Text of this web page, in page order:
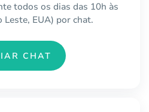
todos os dias das 10h às
Leste, EUA) por chat.
CHAT